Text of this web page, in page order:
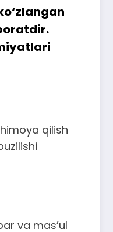
qilish
va mas’ul